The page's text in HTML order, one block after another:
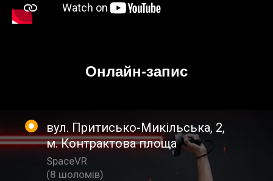
Онлайн-запис
вул. Притисько-Микільська, 2,
м. Контрактова площа
SpaceVR
(8 шоломiв)